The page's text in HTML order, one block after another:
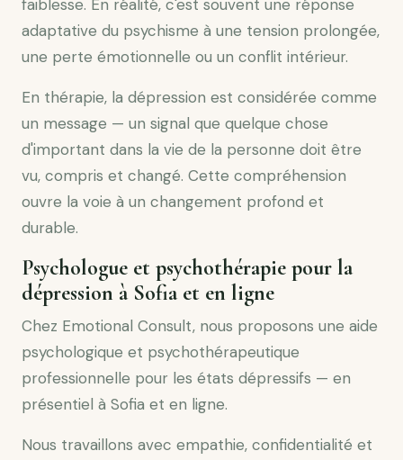
faiblesse. En réalité, c'est souvent une réponse
adaptative du psychisme à une tension prolongée,
une perte émotionnelle ou un conflit intérieur.
En thérapie, la dépression est considérée comme
un message — un signal que quelque chose
d'important dans la vie de la personne doit être
vu, compris et changé. Cette compréhension
ouvre la voie à un changement profond et
durable.
Psychologue et psychothérapie pour la
dépression à Sofia et en ligne
Chez Emotional Consult, nous proposons une aide
psychologique et psychothérapeutique
professionnelle pour les états dépressifs — en
présentiel à Sofia et en ligne.
Nous travaillons avec empathie, confidentialité et